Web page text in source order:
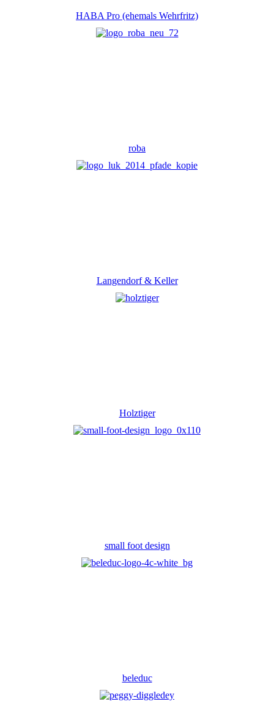
HABA Pro (ehemals Wehrfritz)
roba
Langendorf & Keller
Holztiger
small foot design
beleduc